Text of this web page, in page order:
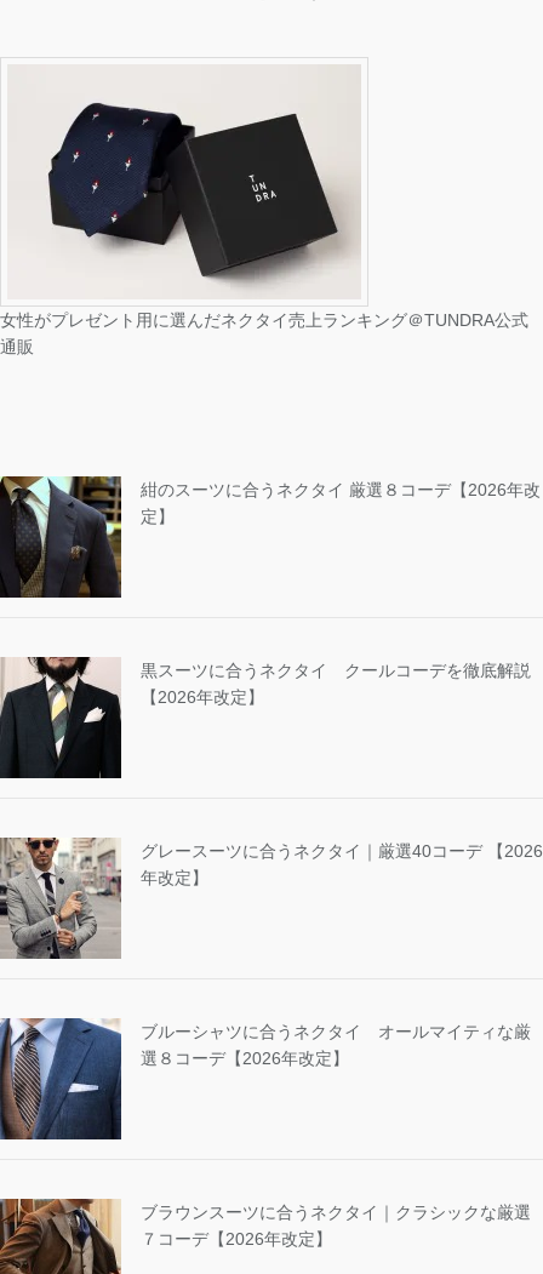
女性がプレゼント用に選んだネクタイ売上ランキング＠TUNDRA公式
通販
紺のスーツに合うネクタイ 厳選８コーデ【2026年改
定】
黒スーツに合うネクタイ クールコーデを徹底解説
【2026年改定】
グレースーツに合うネクタイ｜厳選40コーデ 【2026
年改定】
ブルーシャツに合うネクタイ オールマイティな厳
選８コーデ【2026年改定】
ブラウンスーツに合うネクタイ｜クラシックな厳選
７コーデ【2026年改定】